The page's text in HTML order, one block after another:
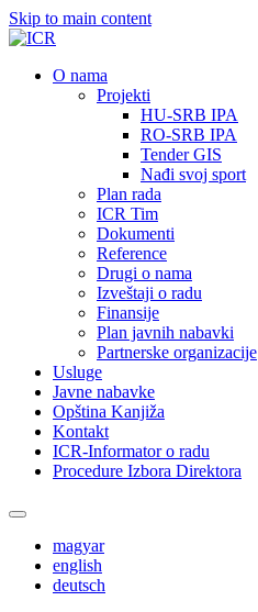
Skip to main content
О nama
Projekti
HU-SRB IPA
RO-SRB IPA
Tender GIS
Nađi svoj sport
Plan rada
ICR Tim
Dokumenti
Reference
Drugi o nama
Izveštaji o radu
Finansije
Plan javnih nabavki
Partnerske organizacije
Usluge
Javne nabavke
Opština Kanjiža
Kontakt
ICR-Informator o radu
Procedure Izbora Direktora
magyar
english
deutsch